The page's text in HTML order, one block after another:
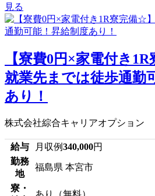
見る
【寮費0円×家電付き
就業先までは徒歩通勤
あり！
株式会社綜合キャリアオプション
給与 月収例340,000円
勤務
地
福島県 本宮市
寮・
あり（無料）